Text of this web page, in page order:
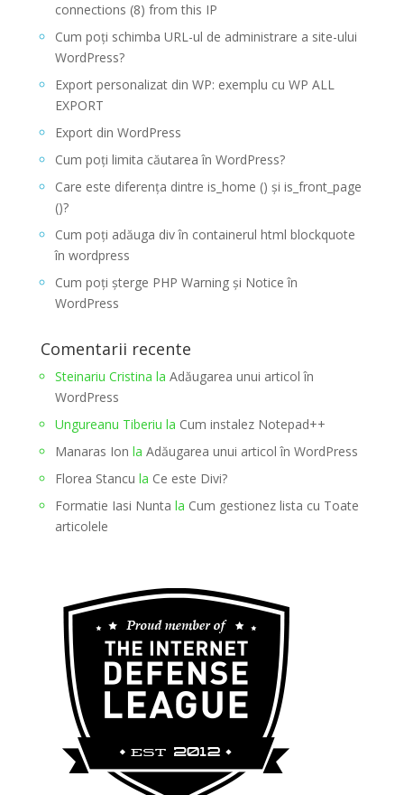
connections (8) from this IP
Cum poți schimba URL-ul de administrare a site-ului
WordPress?
Export personalizat din WP: exemplu cu WP ALL
EXPORT
Export din WordPress
Cum poți limita căutarea în WordPress?
Care este diferența dintre is_home () și is_front_page
()?
Cum poți adăuga div în containerul html blockquote
în wordpress
Cum poți șterge PHP Warning și Notice în
WordPress
Comentarii recente
Steinariu Cristina la Adăugarea unui articol în
WordPress
Ungureanu Tiberiu la Cum instalez Notepad++
Manaras Ion la Adăugarea unui articol în WordPress
Florea Stancu la Ce este Divi?
Formatie Iasi Nunta la Cum gestionez lista cu Toate
articolele